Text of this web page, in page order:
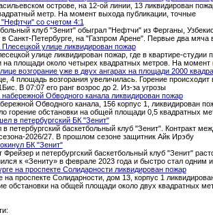
острове, на 12-ой линии, 13 ликвидирован
метр. На момент выхода публикации, точные
со счетом 4:1
клуб "Зенит" обыграл "Нефтчи" из Ферганы,
в Санкт-Петербурге, на "Газпром Арене". Первые два мяча
улице ликвидирован пожар
улице ликвидирован пожар, где в квартире-
на площади около четырех квадратных метров. На момент
возгорание уже в двух ангарах на площади 2000
4 площадь возгорания увеличилась. Горение
В 07:07 его ранг возрос до 2. Из-за угрозы
Обводного канала ликвидирован пожар
Обводного канала, 156 корпус 1, ликвидирован
горение обстановки на общей площади 0,5 квадратных
в петербургский БК "Зенит"
петербургский баскетбольный клуб "Зенит". Контракт
2026/27. В прошлом сезоне защитник Айк Ирэбу
БК "Зенит"
Фрейзер и петербургский баскетбольный клуб "Зенит"
к «Зениту» в феврале 2023 года и быстро стал одним
на проспекте Солидарности ликвидирован пожар
на проспекте Солидарности, дом 13, корпус 1
обстановки на общей площади около двух квадратных